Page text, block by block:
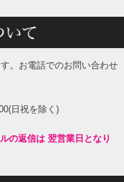
。お電話でのお問い合わせ
日祝を除く)
の返信は 翌営業日となり